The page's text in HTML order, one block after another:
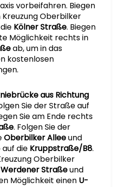
vorbeifahren. Biegen
Oberbilker
Kölner Straße. Biegen
Möglichkeit rechts in
ab, um in das
kostenlosen
aus Richtung
Sie der Straße auf
Sie am Ende rechts
. Folgen Sie der
Oberbilker Alleeund
auf die Kruppstraße/B8.
Oberbilker
Werdener Straßeund
Möglichkeit einen U-